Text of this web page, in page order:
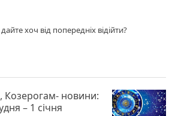
хоч від попередніх відійти?
Козерогам- новини:
– 1 січня